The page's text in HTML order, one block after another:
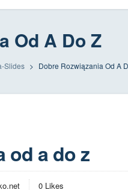
Od A Do Z
Slides > Dobre Rozwiązania Od A
od a do z
0 Likes